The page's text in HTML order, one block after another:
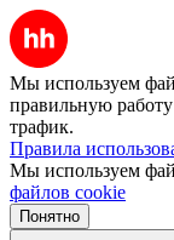
Мы используем
правильную работу
трафик.
Правила
Мы используем
файлов cookie
Понятно